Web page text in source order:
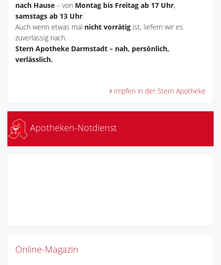
nach Hause – von Montag bis Freitag ab 17 Uhr,
samstags ab 13 Uhr.
Auch wenn etwas mal nicht vorrätig ist, liefern wir es
zuverlässig nach.
Stern Apotheke Darmstadt – nah, persönlich,
verlässlich.
Impfen in der Stern Apotheke
Apotheken-Notdienst
Online-Magazin